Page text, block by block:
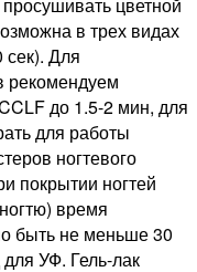
цветной
в трех видах
сек). Для
рекомендуем
до 1.5-2 мин, для
для работы
ногтевого
покрытии ногтей
время
быть не меньше 30
УФ. Гель-лак